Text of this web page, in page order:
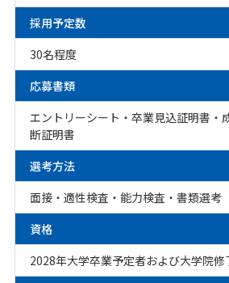
採用予定数
30名程度
応募書類
エントリーシート・卒業見込証明書・
断証明書
選考方法
面接・適性検査・能力検査・書類選考
資格
2028年大学卒業予定者および大学院修